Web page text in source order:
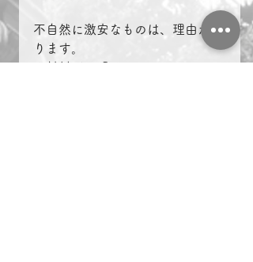
不自然に激安なものは、理由があ
ります。